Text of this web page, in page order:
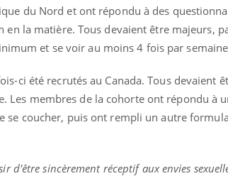
du Nord et ont répondu à des
la matière. Tous devaient être majeurs,
et se voir au moins 4 fois par
ci été recrutés au Canada. Tous devaient
Les membres de la cohorte ont répondu à
se coucher, puis ont rempli un autre
d'être sincèrement réceptif aux envies
En 2026, l'insuline dans
reste entourée d'idées
patients comme parfois